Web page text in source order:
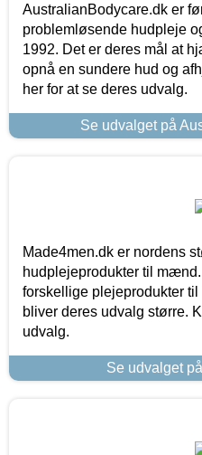
AustralianBodycare.dk er
problemløsende hudpleje
1992. Det er deres mål at
opnå en sundere hud og
her for at se deres udvalg.
Se udvalget på
Made4men.dk er nordens
hudplejeprodukter til
forskellige plejeprodukter
bliver deres udvalg større.
udvalg.
Se udvalget